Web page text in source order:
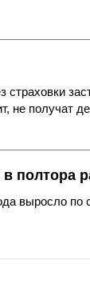
страховки
не получат
полтора
выросло